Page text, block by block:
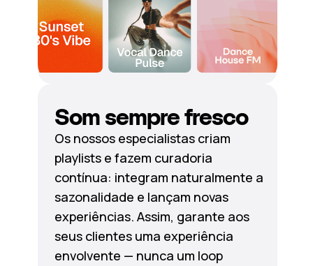
Som sempre fresco
Os nossos especialistas criam
playlists e fazem curadoria
contínua: integram naturalmente a
sazonalidade e lançam novas
experiências. Assim, garante aos
seus clientes uma experiência
envolvente — nunca um loop